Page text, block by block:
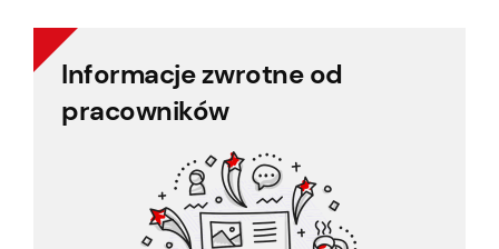
Informacje zwrotne od
pracowników
Informacje zwrotne od
Najnowocześniejsze i najbardziej dynamiczne
narzędzie motywacyjne.